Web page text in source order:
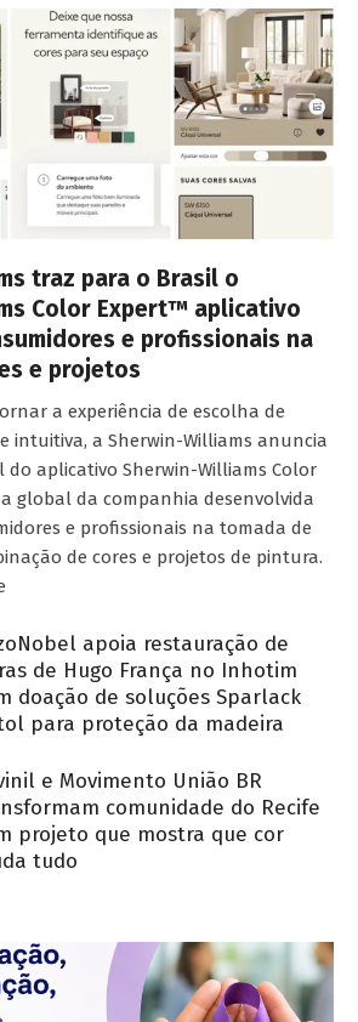
traz para o Brasil o
Color Expert™ aplicativo
e profissionais na
e projetos
a experiência de escolha de
intuitiva, a Sherwin-Williams anuncia
do aplicativo Sherwin-Williams Color
global da companhia desenvolvida
e profissionais na tomada de
de cores e projetos de pintura.
apoia restauração de
de Hugo França no Inhotim
doação de soluções Sparlack
para proteção da madeira
e Movimento União BR
comunidade do Recife
projeto que mostra que cor
tudo